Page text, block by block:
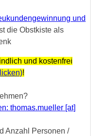
und
die Obstkiste als
und kostenfrei
!
thomas.mueller [at]
Anzahl Personen /